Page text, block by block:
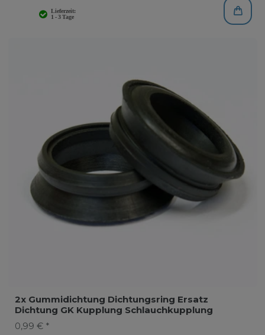
2x Gummidichtung Dichtungsring Ersatz
Dichtung GK Kupplung Schlauchkupplung
0,99 € *